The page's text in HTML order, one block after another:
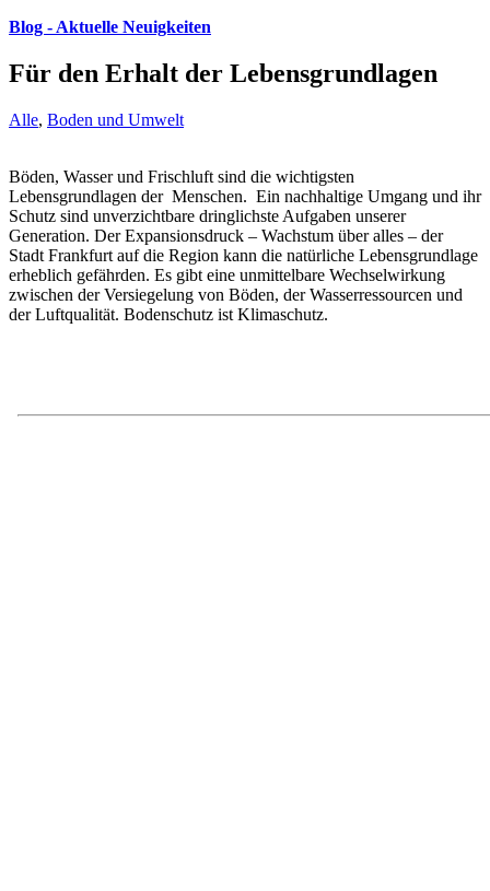
Blog - Aktuelle Neuigkeiten
Für den Erhalt der Lebensgrundlagen
Alle, Boden und Umwelt
Böden, Wasser und Frischluft sind die wichtigsten
Lebensgrundlagen der Menschen. Ein nachhaltige Umgang und ihr
Schutz sind unverzichtbare dringlichste Aufgaben unserer
Generation. Der Expansionsdruck – Wachstum über alles – der
Stadt Frankfurt auf die Region kann die natürliche Lebensgrundlage
erheblich gefährden. Es gibt eine unmittelbare Wechselwirkung
zwischen der Versiegelung von Böden, der Wasserressourcen und
der Luftqualität. Bodenschutz ist Klimaschutz.